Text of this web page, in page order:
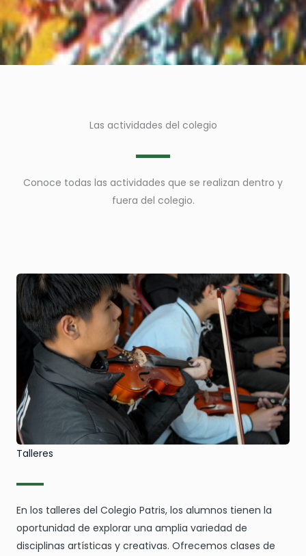
Las actividades del colegio
Conoce todas las actividades que se realizan dentro y
fuera del colegio.
Talleres
En los talleres del Colegio Patris, los alumnos tienen la
oportunidad de explorar una amplia variedad de
disciplinas artísticas y creativas. Ofrecemos clases de